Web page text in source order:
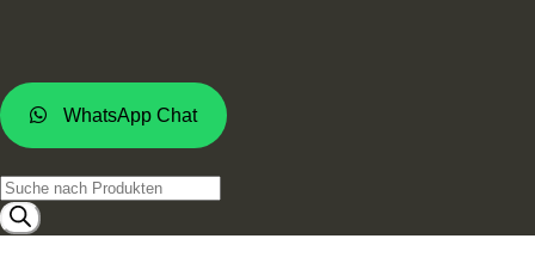
WhatsApp Chat
Products
search